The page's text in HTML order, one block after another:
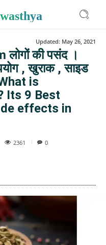
Updated: May 26, 2021
लोगों की पसंद ।
, खुराक , साइड
is
Its 9 Best
effects in
2361 0